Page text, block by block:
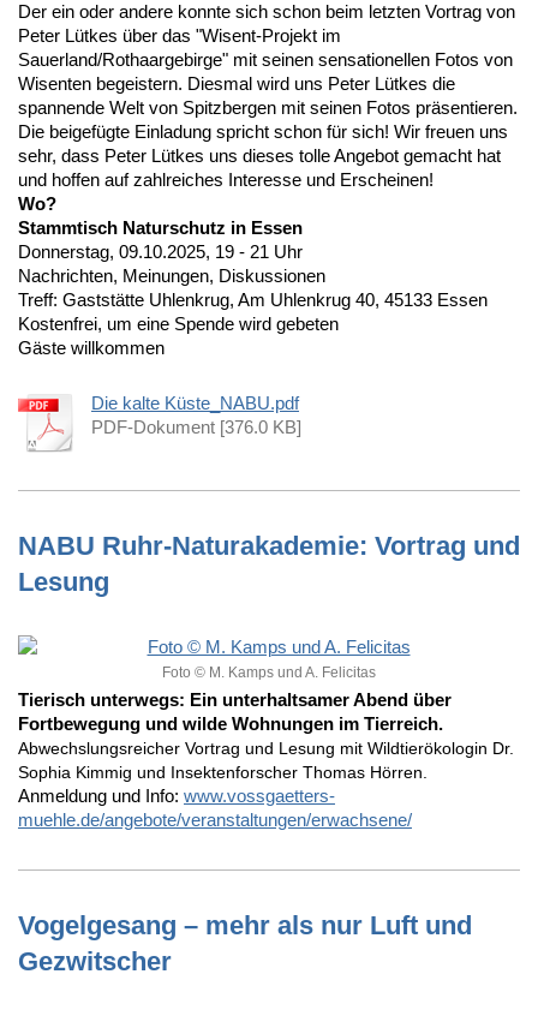
Der ein oder andere konnte sich schon beim letzten Vortrag von
Peter Lütkes über das "Wisent-Projekt im
Sauerland/Rothaargebirge" mit seinen sensationellen Fotos von
Wisenten begeistern. Diesmal wird uns Peter Lütkes die
spannende Welt von Spitzbergen mit seinen Fotos präsentieren.
Die beigefügte Einladung spricht schon für sich! Wir freuen uns
sehr, dass Peter Lütkes uns dieses tolle Angebot gemacht hat
und hoffen auf zahlreiches Interesse und Erscheinen!
Wo?
Stammtisch Naturschutz in Essen
Donnerstag, 09.10.2025, 19 - 21 Uhr
Nachrichten, Meinungen, Diskussionen
Treff: Gaststätte Uhlenkrug, Am Uhlenkrug 40, 45133 Essen
Kostenfrei, um eine Spende wird gebeten
Gäste willkommen
Die kalte Küste_NABU.pdf
PDF-Dokument [376.0 KB]
NABU Ruhr-Naturakademie: Vortrag und
Lesung
Foto © M. Kamps und A. Felicitas
Tierisch unterwegs: Ein unterhaltsamer Abend über
Fortbewegung und wilde Wohnungen im Tierreich.
Abwechslungsreicher Vortrag und Lesung mit Wildtierökologin Dr.
Sophia Kimmig und Insektenforscher Thomas Hörren.
Anmeldung und Info: www.vossgaetters-
muehle.de/angebote/veranstaltungen/erwachsene/
Vogelgesang – mehr als nur Luft und
Gezwitscher